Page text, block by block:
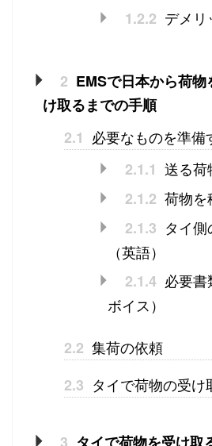
1.2.2 デメリ
2 EMSで日本から荷
け取るまでの手順
2.1 必要なものを準備
2.1.1 送る荷
2.1.2 荷物を
2.1.3 タイ
（英語）
2.1.4 必要書
ボイス）
2.2 集荷の依頼
2.3 タイで荷物の受け